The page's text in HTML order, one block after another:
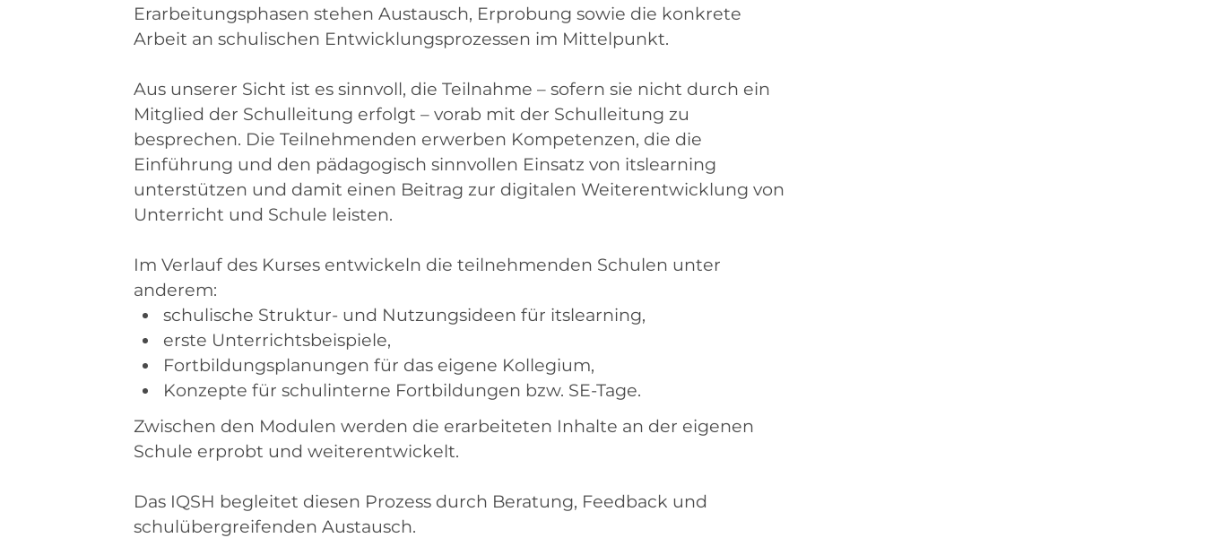
Erarbeitungsphasen stehen Austausch, Erprobung sowie die konkrete
Arbeit an schulischen Entwicklungsprozessen im Mittelpunkt.
Aus unserer Sicht ist es sinnvoll, die Teilnahme – sofern sie nicht durch ein
Mitglied der Schulleitung erfolgt – vorab mit der Schulleitung zu
besprechen. Die Teilnehmenden erwerben Kompetenzen, die die
Einführung und den pädagogisch sinnvollen Einsatz von itslearning
unterstützen und damit einen Beitrag zur digitalen Weiterentwicklung von
Unterricht und Schule leisten.
Im Verlauf des Kurses entwickeln die teilnehmenden Schulen unter
anderem:
schulische Struktur- und Nutzungsideen für itslearning,
erste Unterrichtsbeispiele,
Fortbildungsplanungen für das eigene Kollegium,
Konzepte für schulinterne Fortbildungen bzw. SE-Tage.
Zwischen den Modulen werden die erarbeiteten Inhalte an der eigenen
Schule erprobt und weiterentwickelt.
Das IQSH begleitet diesen Prozess durch Beratung, Feedback und
schulübergreifenden Austausch.